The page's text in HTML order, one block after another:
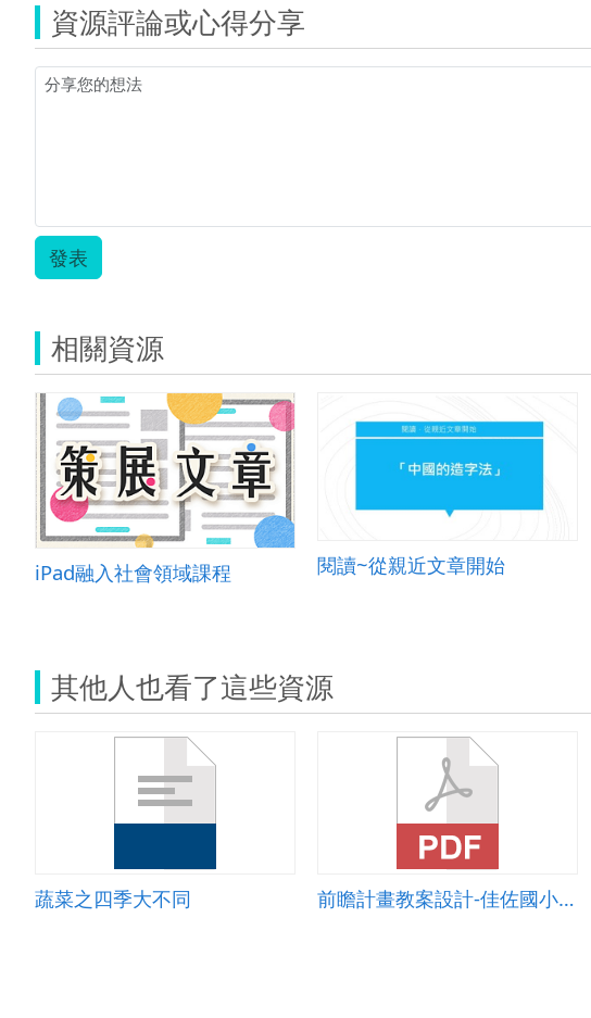
級
教
案.pdf
資源評論或心得分享
發表
相關資源
iPad融入社會領域課程 閱讀~從親近文章開始
其他人也看了這些資源
蔬菜之四季大不同 前瞻計畫教案設計-佳佐國小邱姮娟老師&mdash;輔助教學&mdash;小農夫農事體驗課程